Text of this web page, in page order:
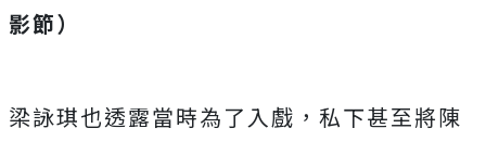
影節）
梁詠琪也透露當時為了入戲， 私下甚至將陳